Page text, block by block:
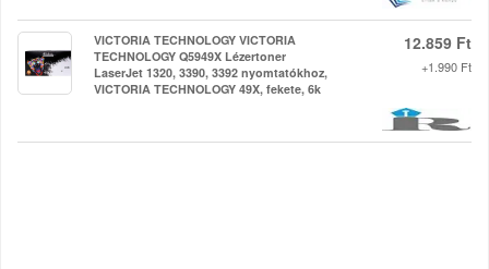
VICTORIA TECHNOLOGY VICTORIA
TECHNOLOGY Q5949X Lézertoner
LaserJet 1320, 3390, 3392 nyomtatókhoz,
VICTORIA TECHNOLOGY 49X, fekete, 6k
12.859 Ft
+1.990 Ft